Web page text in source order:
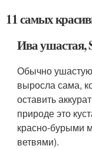
11 самых
Ива ушастая,
Обычно
выросла сама,
оставить
природе это
красно-бурыми
ветвями).